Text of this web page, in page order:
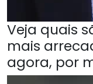
Veja quais
mais
agora, por